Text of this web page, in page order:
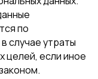
по
случае утраты
целей, если иное